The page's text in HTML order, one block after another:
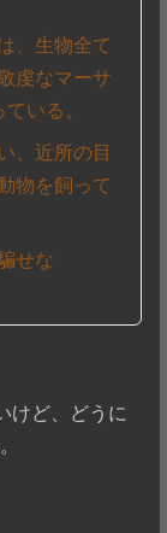
、生物全て
虔なマーサ
いる。
、近所の目
物を飼って
せな
けど、どうに